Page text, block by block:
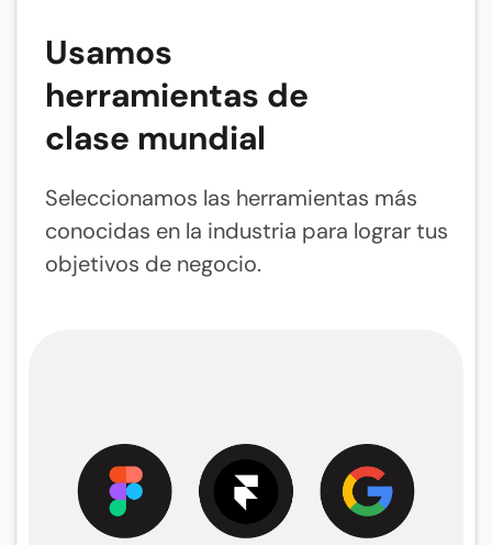
Usamos
herramientas de
clase mundial
Seleccionamos las herramientas más
conocidas en la industria para lograr tus
objetivos de negocio.